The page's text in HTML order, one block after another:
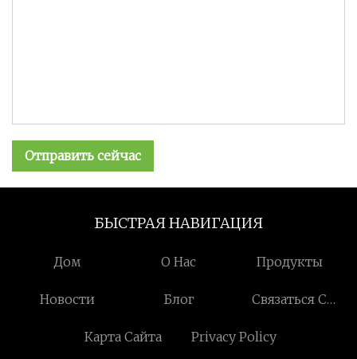
Отправить сейчас
БЫСТРАЯ НАВИГАЦИЯ
Дом О Нас Продукты
Новости Блог
Связаться С
Карта Сайта
Privacy Policy